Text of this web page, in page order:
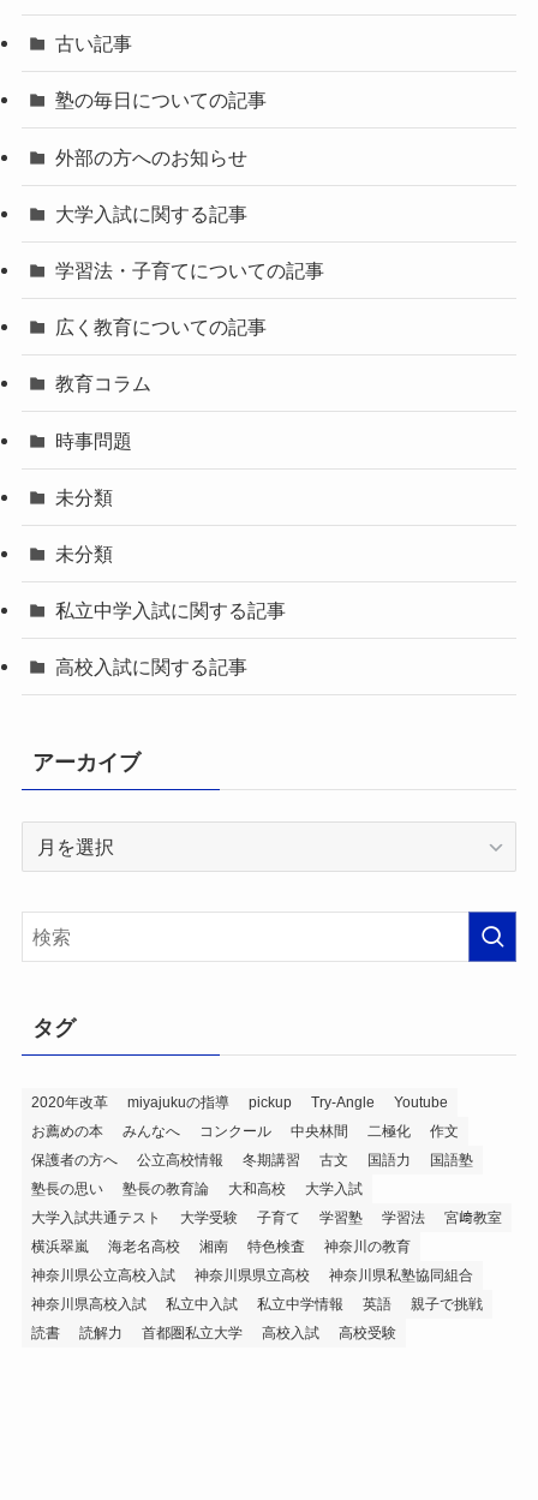
古い記事
塾の毎日についての記事
外部の方へのお知らせ
大学入試に関する記事
学習法・子育てについての記事
広く教育についての記事
教育コラム
時事問題
未分類
未分類
私立中学入試に関する記事
高校入試に関する記事
アーカイブ
イ
タグ
2020年改革 miyajukuの指導 pickup Try-Angle
Youtube
お薦めの本
みんなへ コンクール 中央林間 二極化
作文
保護者の方へ
公立高校情報 冬期講習 古文 国語力
国語塾
塾長の思い
塾長の教育論 大和高校
大学入試
大学入試共通テスト
大学受験 子育て 学習塾 学習法
宮﨑教室
横浜翠嵐
海老名高校 湘南 特色検査
神奈川の教育
神奈川県公立高校入試
神奈川県県立高校
神奈川県私塾協同組合
神奈川県高校入試
私立中入試 私立中学情報 英語
親子で挑戦
読書
読解力 首都圏私立大学 高校入試 高校受験